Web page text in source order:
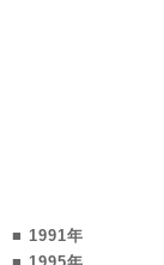
■ 1991年